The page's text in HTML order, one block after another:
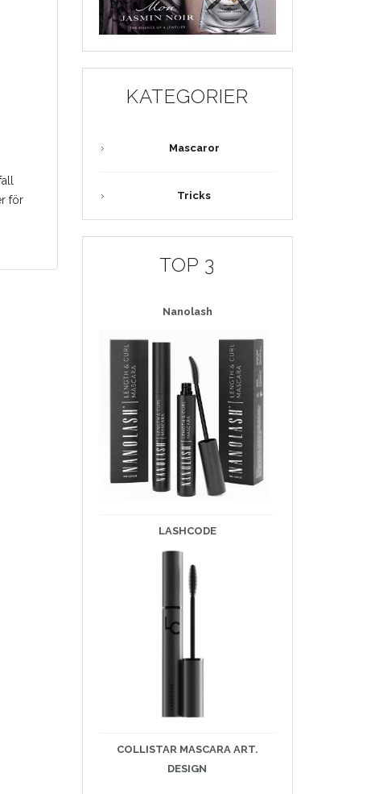
för
KATEGORIER
Mascaror
Tricks
TOP 3
Nanolash
LASHCODE
COLLISTAR MASCARA ART.
DESIGN